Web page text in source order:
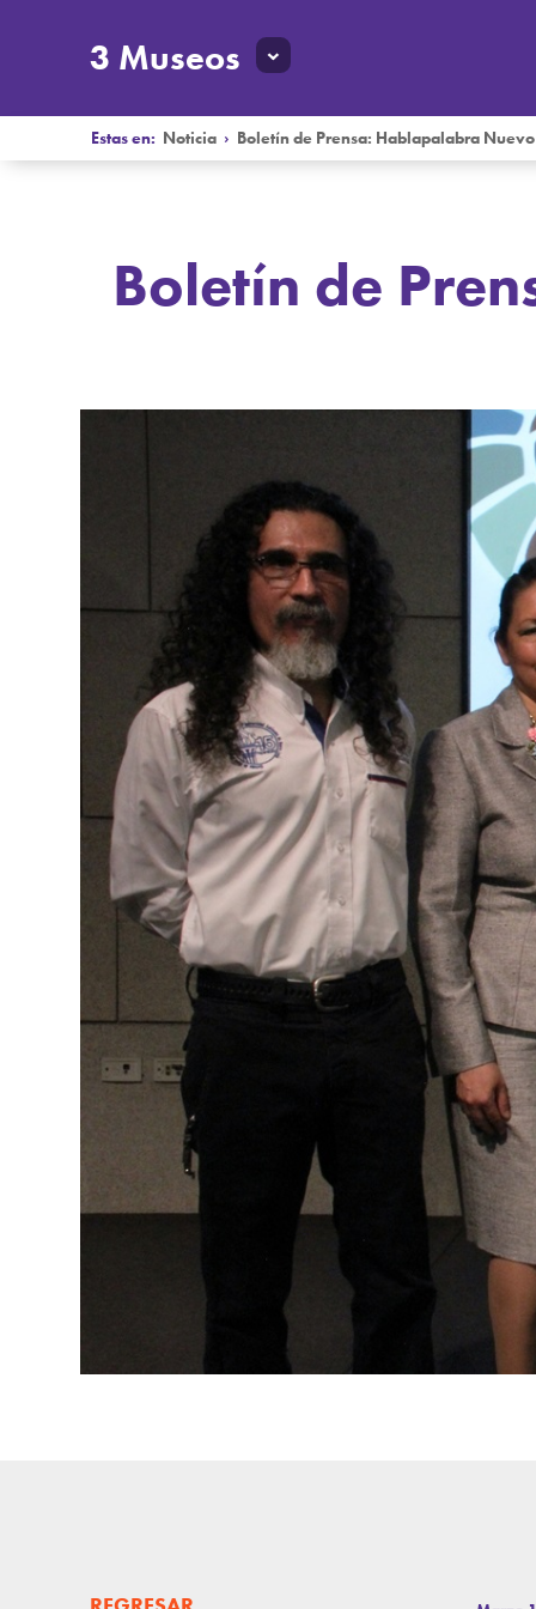
3 Museos
Estas en: Noticia › Boletín de Prensa: Hablapalabra
Boletín de